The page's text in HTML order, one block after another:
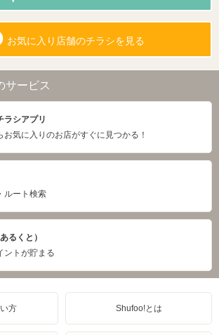
お気に入り店舗のチラシを見る
サービス
ラシアプリ
お気に入りのお店がすぐに見つかる！
ルート検索
るくと）
ントが貯まる
方 Shufoo!とは